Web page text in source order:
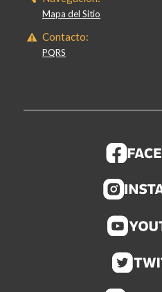
Mapa del Sitio
Contacto:
PQRS